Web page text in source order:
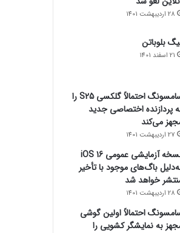
28 اردیبهشت 1401
بلوباتن
21 اسفند 1401
سامسونگ احتمالاً گلکسی S25 را
پردازنده اختصاصی جدید
می‌کند
27 اردیبهشت 1401
نسخه آزمایشی عمومی iOS 16
باگ‌های موجود با تأخیر
خواهد شد
28 اردیبهشت 1401
احتمالاً اولین گوشی
به نمایشگر کشویی را